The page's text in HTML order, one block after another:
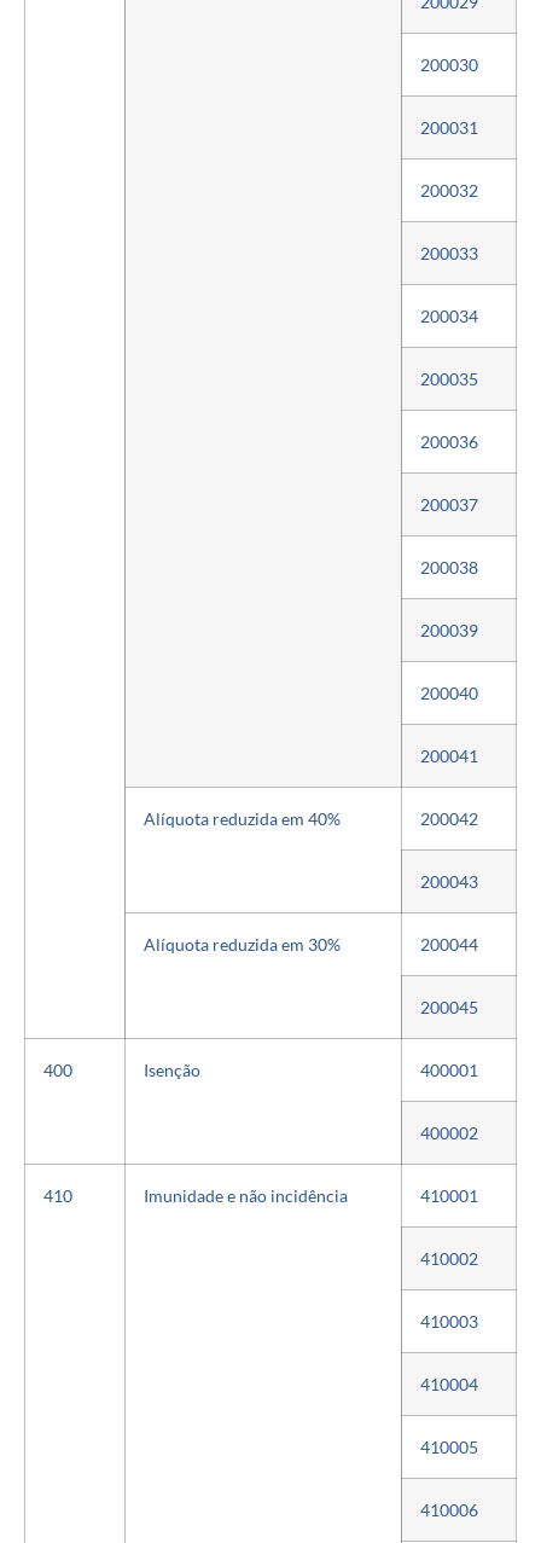
200030
200031
200032
200033
200034
200035
200036
200037
200038
200039
200040
200041
Alíquota reduzida em 40% 200042
200043
Alíquota reduzida em 30% 200044
200045
400 Isenção 400001
400002
410 Imunidade e não incidência 410001
410002
410003
410004
410005
410006